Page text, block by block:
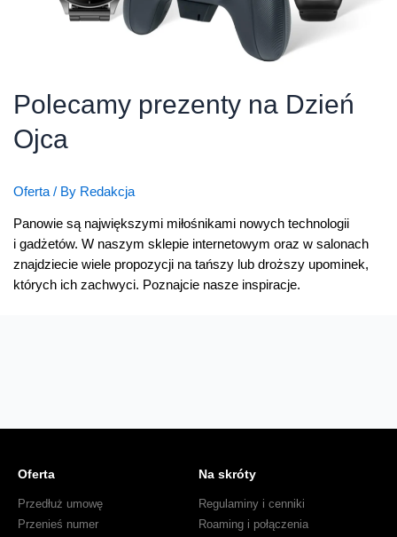
Polecamy prezenty na Dzień
Ojca
Oferta/ By Redakcja
Panowie są największymi miłośnikami nowych technologii
i gadżetów. W naszym sklepie internetowym oraz w salonach
znajdziecie wiele propozycji na tańszy lub droższy upominek,
których ich zachwyci. Poznajcie nasze inspiracje.
Oferta
Przedłuż umowę
Przenieś numer
Na skróty
Regulaminy i cenniki
Roaming i połączenia